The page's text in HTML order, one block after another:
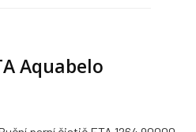
Aquabelo